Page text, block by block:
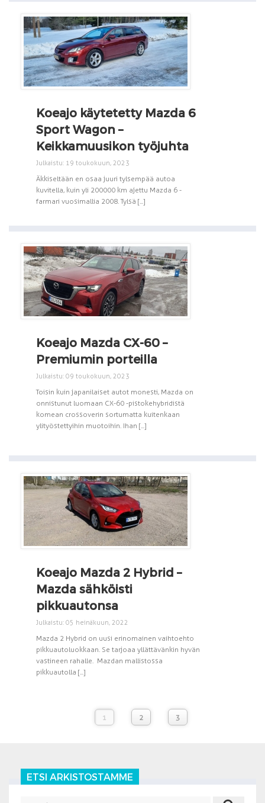
Koeajo käytetetty Mazda 6
Sport Wagon –
Keikkamuusikon työjuhta
Julkaistu: 19 toukokuun, 2023
Äkkiseltään en osaa juuri tylsempää autoa
kuvitella, kuin yli 200 000 km ajettu Mazda 6 -
farmari vuosimallia 2008. Tylsä [...]
Koeajo Mazda CX-60 –
Premiumin porteilla
Julkaistu: 09 toukokuun, 2023
Toisin kuin japanilaiset autot monesti, Mazda on
onnistunut luomaan CX-60 -pistokehybridistä
komean crossoverin sortumatta kuitenkaan
ylityöstettyihin muotoihin. Ihan [...]
Koeajo Mazda 2 Hybrid –
Mazda sähköisti
pikkuautonsa
Julkaistu: 05 heinäkuun, 2022
Mazda 2 Hybrid on uusi erinomainen vaihtoehto
pikkuautoluokkaan. Se tarjoaa yllättävänkin hyvän
vastineen rahalle. Mazdan mallistossa
pikkuautolla [...]
1 2 3
ETSI ARKISTOSTAMME